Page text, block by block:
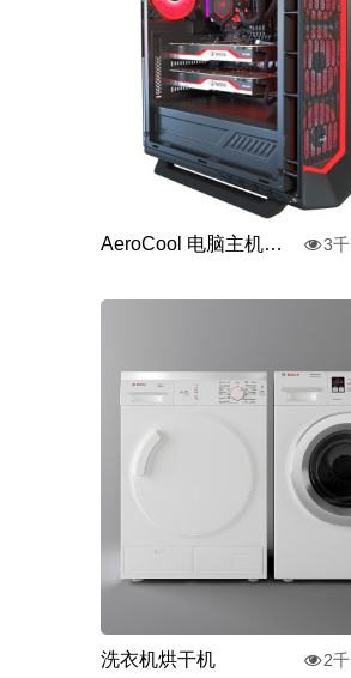
AeroCool 电脑主机模型 3千
洗衣机烘干机 2千